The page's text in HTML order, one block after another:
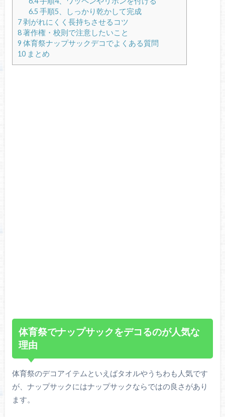
6.5 手順5、しっかり乾かして完成
7剥がれにくく長持ちさせるコツ
8著作権・校則で注意したいこと
9 体育祭ナップサックデコでよくある質問
10まとめ
体育祭でナップサックをデコるのが人気な
理由
体育祭のデコアイテムといえばタオルやうちわも人気です
が、ナップサックにはナップサックならではの良さがあり
ます。